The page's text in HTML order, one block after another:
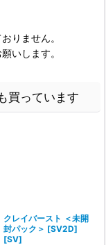
りません。
いします。
買っています
クレイバースト ＜未開
封パック＞ [SV2D]
[SV]